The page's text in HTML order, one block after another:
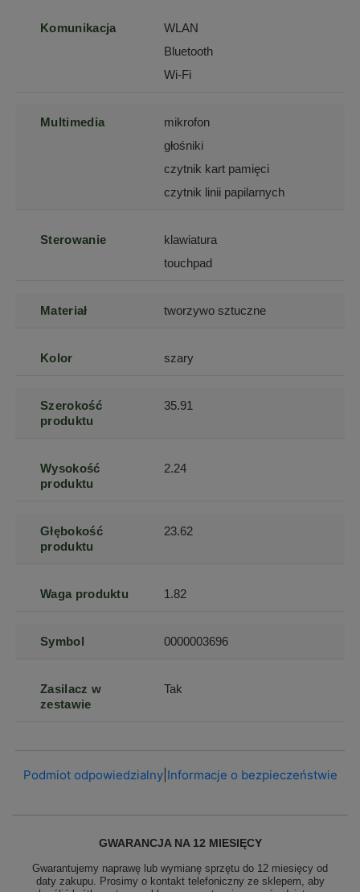
Komunikacja
WLAN
Bluetooth
Wi-Fi
Multimedia
mikrofon
głośniki
czytnik kart pamięci
czytnik linii papilarnych
Sterowanie
klawiatura
touchpad
Materiał tworzywo sztuczne
Kolor szary
Szerokość
produktu
35.91
Wysokość
produktu
2.24
Głębokość
produktu
23.62
Waga produktu 1.82
Symbol 0000003696
Zasilacz w
zestawie
Tak
Podmiot odpowiedzialny| Informacje o bezpieczeństwie
GWARANCJA NA 12 MIESIĘCY
Gwarantujemy naprawę lub wymianę sprzętu do 12 miesięcy od
daty zakupu. Prosimy o kontakt telefoniczny ze sklepem, aby